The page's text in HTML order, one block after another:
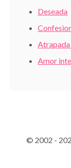
Deseada
Atrapada
Amor
© 2002 -